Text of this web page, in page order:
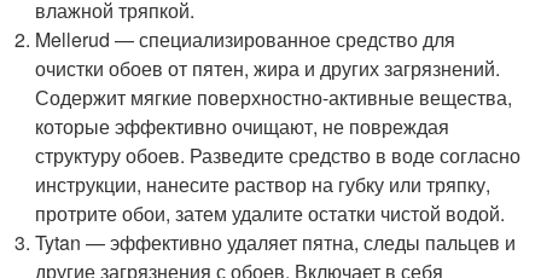
влажной тряпкой.
Mellerud — специализированное средство для
очистки обоев от пятен, жира и других загрязнений.
Содержит мягкие поверхностно-активные вещества,
которые эффективно очищают, не повреждая
структуру обоев. Разведите средство в воде согласно
инструкции, нанесите раствор на губку или тряпку,
протрите обои, затем удалите остатки чистой водой.
Tytan — эффективно удаляет пятна, следы пальцев и
другие загрязнения с обоев. Включает в себя